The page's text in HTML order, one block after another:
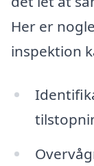
Her er
inspektion